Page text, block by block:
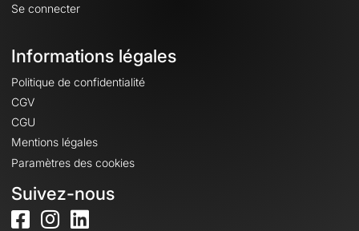
Se connecter
Informations légales
Politique de confidentialité
CGV
CGU
Mentions légales
Paramètres des cookies
Suivez-nous